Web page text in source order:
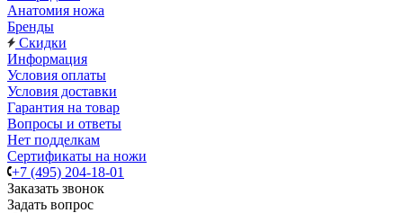
Анатомия ножа
Бренды
Скидки
Информация
Условия оплаты
Условия доставки
Гарантия на товар
Вопросы и ответы
Нет подделкам
Сертификаты на ножи
+7 (495) 204-18-01
Заказать звонок
Задать вопрос